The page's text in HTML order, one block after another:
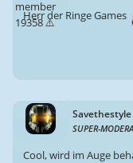
Herr der Ringe Games
Savethestyle
SUPER-
Cool, wird im Auge